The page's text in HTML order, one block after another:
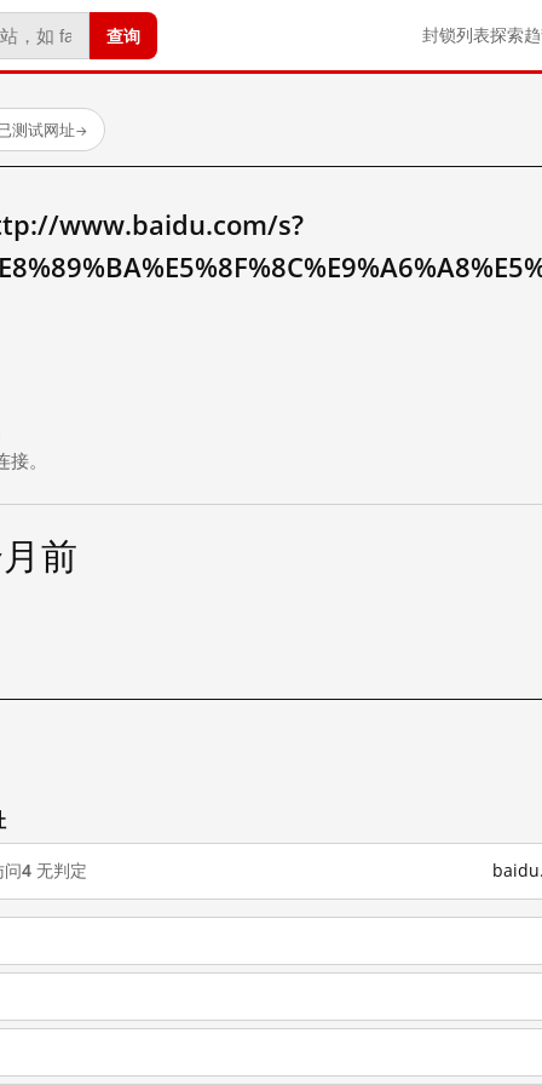
查询 封锁列表探索
测试网址→
www.baidu.com/s?
。
前
问4 无判定